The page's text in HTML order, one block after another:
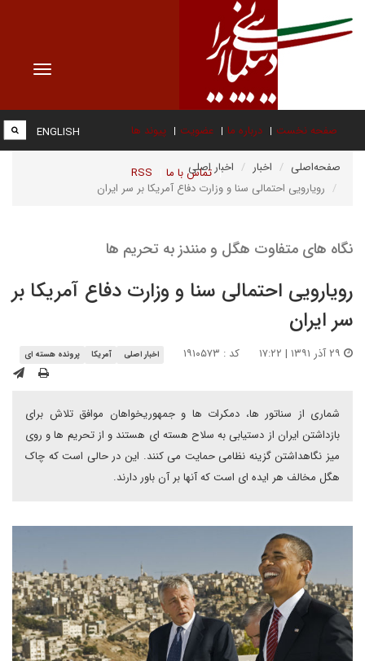
Toggle
صفحه نخست درباره ما عضویت پیوند ها
تماس با ما RSS
ENGLISH
صفحه‌اصلی اخبار
اخبار اصلی
رویارویی احتمالی سنا و وزارت دفاع آمریکا بر سر ایران
نگاه های متفاوت هگل و منندز به تحریم ها
رویارویی احتمالی سنا و وزارت دفاع آمریکا بر
سر ایران
کد : ۱۹۱۰۵۷۳ اخبار اصلی آمریکا پرونده هسته ای
شماری از سناتور ها، دمکرات ها و جمهوریخواهان موافق تلاش برای
بازداشتن ایران از دستیابی به سلاح هسته ای هستند و از تحریم ها و روی
میز نگاهداشتن گزینه نظامی حمایت می کنند. این در حالی است که چاک
هگل مخالف هر ایده ای است که آنها بر آن باور دارند.